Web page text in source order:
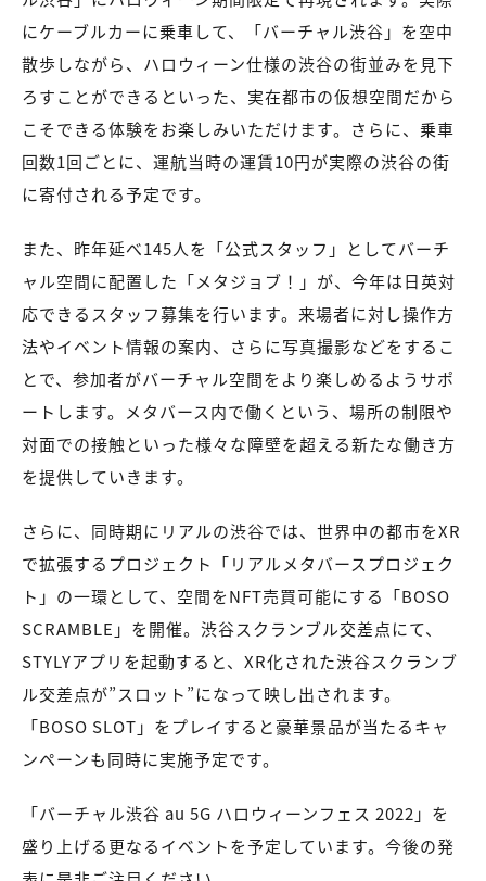
にケーブルカーに乗車して、「バーチャル渋谷」を空中
散歩しながら、ハロウィーン仕様の渋谷の街並みを見下
ろすことができるといった、実在都市の仮想空間だから
こそできる体験をお楽しみいただけます。さらに、乗車
回数1回ごとに、運航当時の運賃10円が実際の渋谷の街
に寄付される予定です。
また、昨年延べ145人を「公式スタッフ」としてバーチ
ャル空間に配置した「メタジョブ！」が、今年は日英対
応できるスタッフ募集を行います。来場者に対し操作方
法やイベント情報の案内、さらに写真撮影などをするこ
とで、参加者がバーチャル空間をより楽しめるようサポ
ートします。メタバース内で働くという、場所の制限や
対面での接触といった様々な障壁を超える新たな働き方
を提供していきます。
さらに、同時期にリアルの渋谷では、世界中の都市をXR
で拡張するプロジェクト「リアルメタバースプロジェク
ト」の一環として、空間をNFT売買可能にする「BOSO
SCRAMBLE」を開催。渋谷スクランブル交差点にて、
STYLYアプリを起動すると、XR化された渋谷スクランブ
ル交差点が”スロット”になって映し出されます。
「BOSO SLOT」をプレイすると豪華景品が当たるキャ
ンペーンも同時に実施予定です。
「バーチャル渋谷 au 5G ハロウィーンフェス 2022」を
盛り上げる更なるイベントを予定しています。今後の発